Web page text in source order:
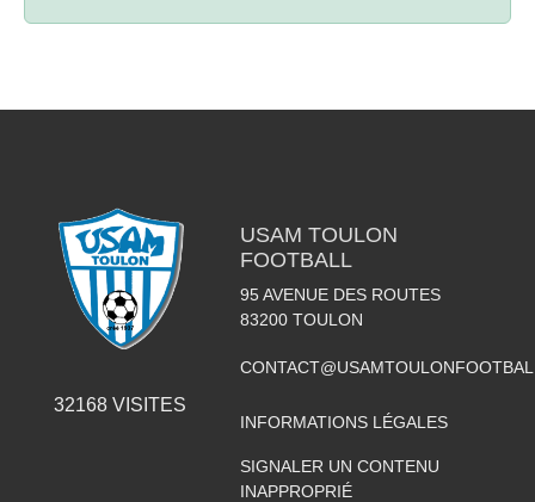
32168VISITES
USAM TOULON
FOOTBALL
95 AVENUE DES ROUTES
83200 TOULON
INFORMATIONS LÉGALES
SIGNALER UN CONTENU
INAPPROPRIÉ